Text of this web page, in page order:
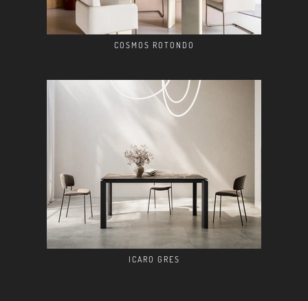
COSMOS ROTONDO
ICARO GRES